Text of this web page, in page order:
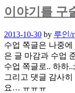
이야기를 구
Posted
on
2013-10-30 by 루인/
수업 쪽글은 나중
은 글 마감과 수업
수업 쪽글로.. 하하
그리고 댓글 감사
요… ㅠㅠㅠ